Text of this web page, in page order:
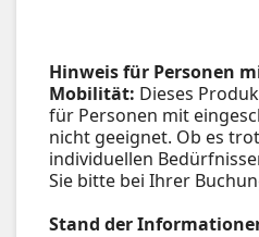
Hinweis für Personen
Mobilität: Dieses
für Personen mit
nicht geeignet. Ob es
individuellen
Sie bitte bei Ihrer
Stand der